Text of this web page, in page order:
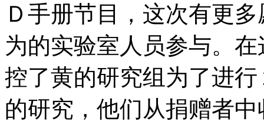
Ｄ手册节目，这次有更
为的实验室人员参与。
控了黄的研究组为了进
的研究，他们从捐赠者